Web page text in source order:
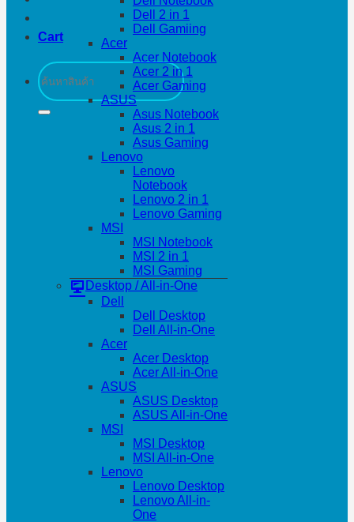
Cart
Search
for:
Dell 2 in 1
Dell Gamiing
Acer
Acer Notebook
Acer 2 in 1
Acer Gaming
ASUS
Asus Notebook
Asus 2 in 1
Asus Gaming
Lenovo
Lenovo
Notebook
Lenovo 2 in 1
Lenovo Gaming
MSI
MSI Notebook
MSI 2 in 1
MSI Gaming
Desktop / All-in-One
Dell
Dell Desktop
Dell All-in-One
Acer
Acer Desktop
Acer All-in-One
ASUS
ASUS Desktop
ASUS All-in-One
MSI
MSI Desktop
MSI All-in-One
Lenovo
Lenovo Desktop
Lenovo All-in-
One